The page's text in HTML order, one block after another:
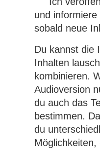
und
sobald neue
Du kannst die
Inhalten
kombinieren.
Audioversion
du auch das
bestimmen.
du
Möglichkeiten,